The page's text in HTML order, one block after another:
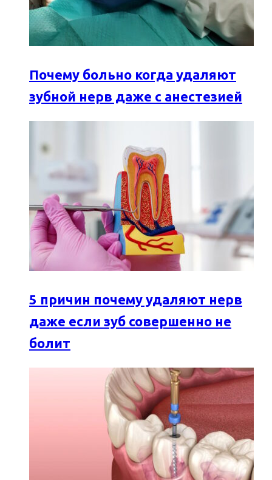
Почему больно когда удаляют
зубной нерв даже с анестезией
5 причин почему удаляют нерв
даже если зуб совершенно не
болит